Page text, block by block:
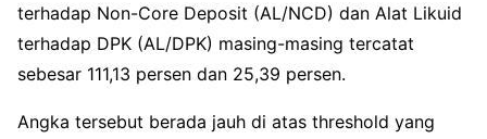
terhadap Non-Core Deposit (AL/NCD) dan Alat Likuid
terhadap DPK (AL/DPK) masing-masing tercatat
sebesar 111,13 persen dan 25,39 persen.
Angka tersebut berada jauh di atas threshold yang